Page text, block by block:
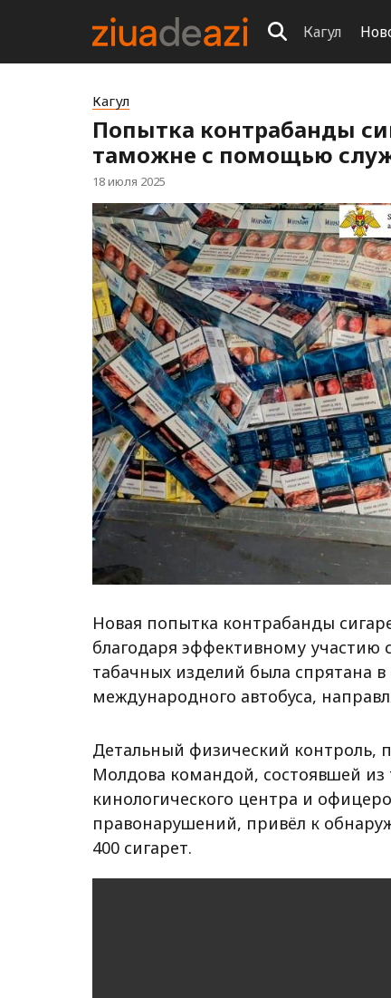
Кагул
Кагул
Попытка контрабанды
таможне с помощью
18 июля 2025
Новая попытка контрабанды
благодаря эффективному участию
табачных изделий была спрятана
международного автобуса,
Детальный физический контроль,
Молдова командой, состоявшей
кинологического центра и
правонарушений, привёл к
400 сигарет.